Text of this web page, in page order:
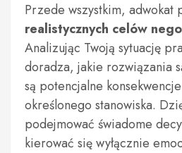
Przede wszystkim, adwokat
realistycznych celów
Analizując Twoją sytuację
doradza, jakie rozwiązania
są potencjalne
określonego stanowiska.
podejmować świadome
kierować się wyłącznie